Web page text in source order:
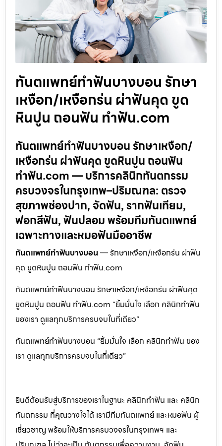
ทันตแพทย์ทำฟันบางบอน รักษา
เหงือก/เหงือกร่น ผ่าฟันคุด ขูด
หินปูน ถอนฟัน ทำฟัน.com
ทันตแพทย์ทำฟันบางบอน รักษาเหงือก/
เหงือกร่น ผ่าฟันคุด ขูดหินปูน ถอนฟัน
ทำฟัน.com — บริการคลินิกทันตกรรม
ครบวงจรในกรุงเทพ–ปริมณฑล: ตรวจ
สุขภาพช่องปาก, จัดฟัน, รากฟันเทียม,
ฟอกสีฟัน, ฟันปลอม พร้อมทีมทันตแพทย์
เฉพาะทางและหมอฟันมืออาชีพ
ทันตแพทย์ทำฟันบางบอน — รักษาเหงือก/เหงือกร่น ผ่าฟัน
คุด ขูดหินปูน ถอนฟัน ทำฟัน.com
ทันตแพทย์ทำฟันบางบอน รักษาเหงือก/เหงือกร่น ผ่าฟันคุด
ขูดหินปูน ถอนฟัน ทำฟัน.com “ยิ้มมั่นใจ เลือก คลินิกทำฟัน
ของเรา ดูแลทุกบริการครบจบในที่เดียว”
ทันตแพทย์ทำฟันบางบอน “ยิ้มมั่นใจ เลือก คลินิกทำฟัน ของ
เรา ดูแลทุกบริการครบจบในที่เดียว”
ยินดีต้อนรับสู่บริการของเราในฐานะ คลินิกทำฟัน และ คลินิก
ทันตกรรม ที่คุณวางใจได้ เรามีทีมทันตแพทย์ และหมอฟัน ผู้
เชี่ยวชาญ พร้อมให้บริการครบวงจรในกรุงเทพฯ และ